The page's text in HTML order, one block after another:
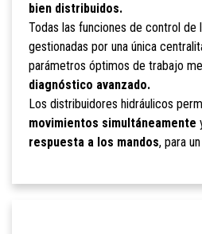
bien distribuidos.
Todas las funciones de control de
gestionadas por una única
parámetros óptimos de trabajo
diagnóstico avanzado.
Los distribuidores hidráulicos
movimientos simultáneamente
respuesta a los mandos, para